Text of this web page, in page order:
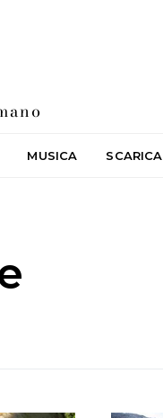
MUSICA SCARICA